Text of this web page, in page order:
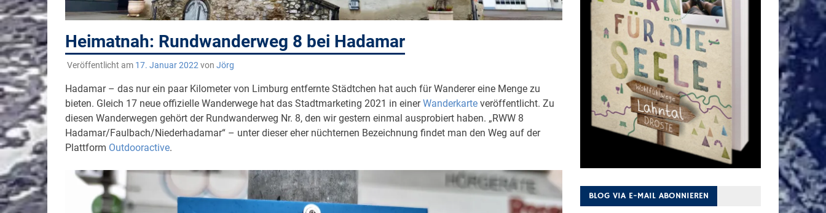
Heimatnah: Rundwanderweg 8 bei Hadamar
Veröffentlicht am 17. Januar 2022von Jörg
Hadamar – das nur ein paar Kilometer von Limburg entfernte Städtchen hat auch für Wanderer eine Menge zu
bieten. Gleich 17 neue offizielle Wanderwege hat das Stadtmarketing 2021 in einerWanderkarteveröffentlicht. Zu
diesen Wanderwegen gehört der Rundwanderweg Nr. 8, den wir gestern einmal ausprobiert haben. „RWW 8
Hadamar/Faulbach/Niederhadamar“ – unter dieser eher nüchternen Bezeichnung findet man den Weg auf der
Plattform Outdooractive.
BLOG VIA E-MAIL ABONNIEREN